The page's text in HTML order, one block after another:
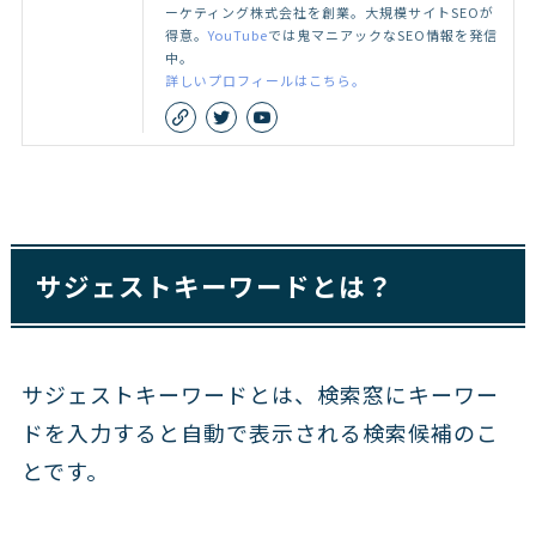
ーケティング株式会社を創業。大規模サイトSEOが
得意。YouTubeでは鬼マニアックなSEO情報を発信
中。
詳しいプロフィールはこちら。
サジェストキーワードとは？
サジェストキーワードとは、検索窓にキーワー
ドを入力すると自動で表示される検索候補のこ
とです。